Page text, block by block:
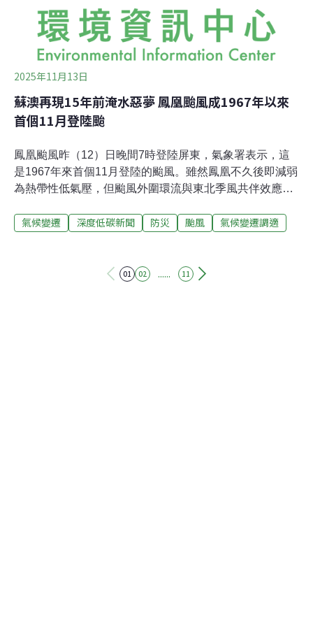
2025年11月13日
蘇澳再現15年前淹水惡夢 鳳凰颱風成1967年以來
首個11月登陸颱
鳳凰颱風昨（12）日晚間7時登陸屏東，氣象署表示，這
是1967年來首個11月登陸的颱風。雖然鳳凰不久後即減弱
為熱帶性低氣壓，但颱風外圍環流與東北季風共伴效應影
的單日最大雨量紀錄。這場豪雨也導致蘇澳市區淹水，最
共伴效應為北、東部帶來豪雨。內政部消防署統計，截至
氣候變遷 深度低碳新聞 防災 颱風 氣候變遷調適
01 02 ...... 11